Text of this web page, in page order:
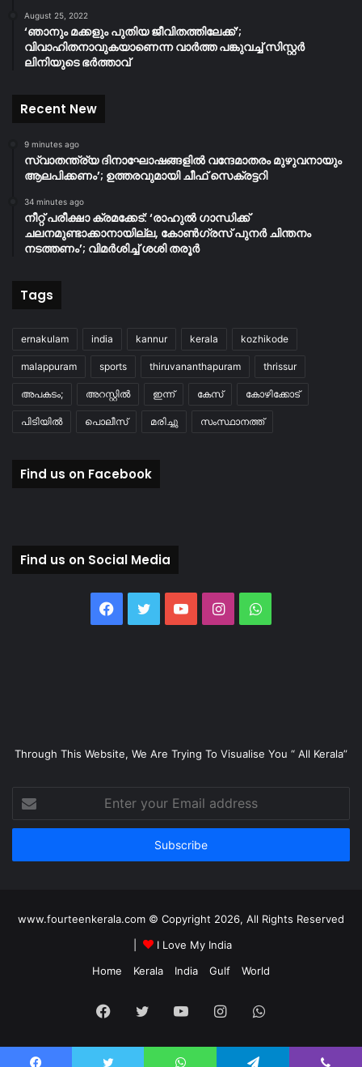
August 25, 2022
‘ഞാനും മക്കളും പുതിയ ജീവിതത്തിലേക്ക്’;
വിവാഹിതനാവുകയാണെന്ന വാർത്ത പങ്കുവച്ച് സിസ്റ്റർ
ലിനിയുടെ ഭർത്താവ്
Recent New
9 minutes ago
സ്വാതന്ത്ര്യ ദിനാഘോഷങ്ങളിൽ വന്ദേമാതരം മുഴുവനായും
ആലപിക്കണം’; ഉത്തരവുമായി ചീഫ് സെക്രട്ടറി
34 minutes ago
നീറ്റ് പരീക്ഷാ ക്രമക്കേട്: ‘രാഹുൽ ഗാന്ധിക്ക്
ചലനമുണ്ടാക്കാനായില്ല, കോൺഗ്രസ് പുനർ ചിന്തനം
നടത്തണം’; വിമർശിച്ച് ശശി തരൂർ
Tags
ernakulam india kannur kerala kozhikode
malappuram sports thiruvananthapuram thrissur
അപകടം; അറസ്റ്റിൽ ഇന്ന് കേസ് കോഴിക്കോട്
പിടിയിൽ പൊലീസ് മരിച്ചു സംസ്ഥാനത്ത്
Find us on Facebook
Find us on Social Media
Facebook
TwitterYouTubeInstagramWhatsApp
Through This Website, We Are Trying To Visualise You “ All Kerala”
your
Email
www.fourteenkerala.com © Copyright 2026, All Rights Reserved
I Love My India
Home
Kerala India Gulf World
Facebook
TwitterYouTubeInstagramWhatsApp